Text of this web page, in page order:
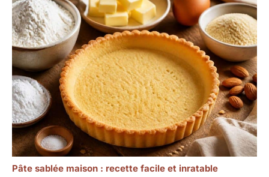
Pâte sablée maison : recette facile et inratable